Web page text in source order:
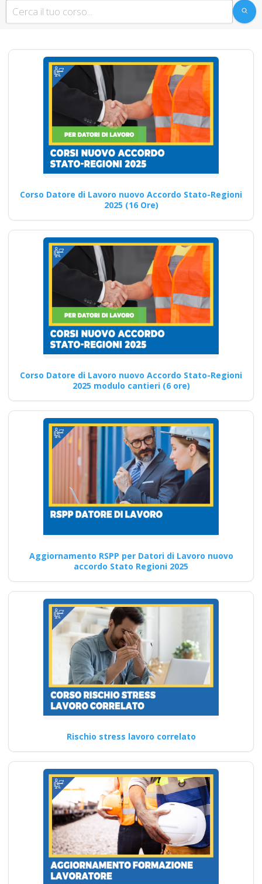
coop edile agricole
lavoratori apri
formazione ente
scuola bilaterale
associazione
Guida pratica per il datore di
lavoro sull'organizzazione e la
gestione di…
Continua
Corsi di formazione
professionale a
Cagliari Nuovo
accordo stato
regioni 2025 nuovi
codici ateco corso
formatori lavoratori
datore parte base
prima seconda Corsi
alimentaristi per
Datori di Lavoro con
compiti di RSPP (DL
SPP) Corsi DLSPP
gratuiti gratis crediti
formazione
preventivo impresa
edile agricola
industrie aziende
imprenditore
obblighi datore di
lavoro
La formazione HSE manager
aziendale: focus sui nuovi
aspetti della D.Lgs. 81/08…
Continua
Analisi dei rischi
azioni
Corso Sicurezza per Addetti
alla Lavorazione del
Polietilene: Normative e
Sicurezza corso…
Continua
Corso Datore di Lavoro nuovo Accordo Stato-Regioni
2025 (16 Ore)
Corso Datore di Lavoro nuovo Accordo Stato-Regioni
2025 modulo cantieri (6 ore)
Aggiornamento RSPP per Datori di Lavoro nuovo
accordo Stato Regioni 2025
Rischio stress lavoro correlato